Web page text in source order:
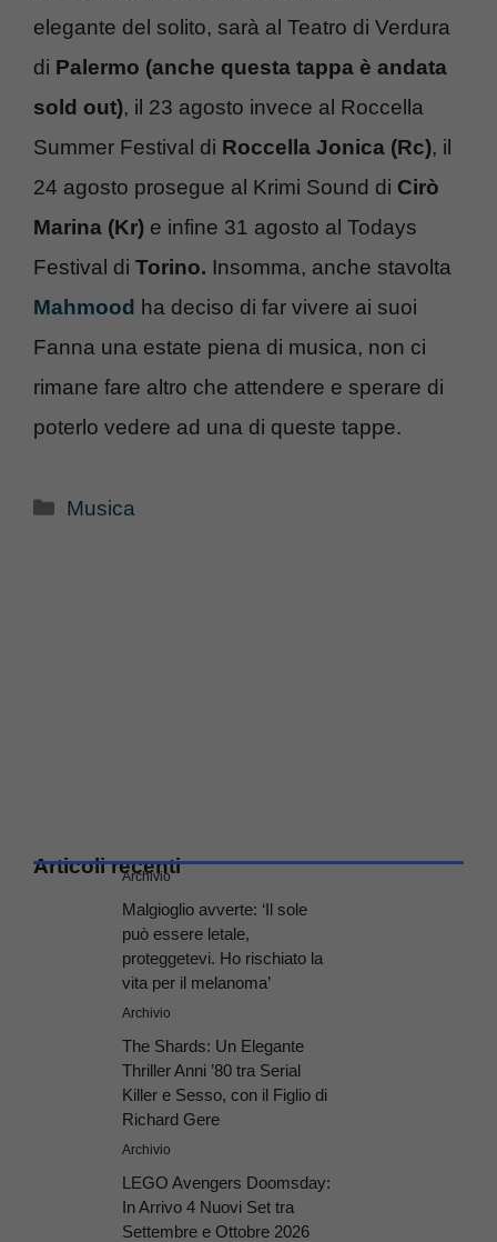
elegante del solito, sarà al Teatro di Verdura
di Palermo (anche questa tappa è andata
sold out), il 23 agosto invece al Roccella
Summer Festival di Roccella Jonica (Rc), il
24 agosto prosegue al Krimi Sound di Cirò
Marina (Kr) e infine 31 agosto al Todays
Festival di Torino. Insomma, anche stavolta
Mahmood ha deciso di far vivere ai suoi
Fanna una estate piena di musica, non ci
rimane fare altro che attendere e sperare di
poterlo vedere ad una di queste tappe.
Categorie
Musica
Articoli recenti
Archivio
Malgioglio avverte: ‘Il sole
può essere letale,
proteggetevi. Ho rischiato la
vita per il melanoma’
Archivio
The Shards: Un Elegante
Thriller Anni ’80 tra Serial
Killer e Sesso, con il Figlio di
Richard Gere
Archivio
LEGO Avengers Doomsday:
In Arrivo 4 Nuovi Set tra
Settembre e Ottobre 2026